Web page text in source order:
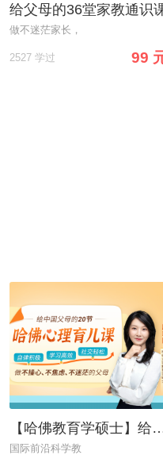
给父母的36堂家教通识
做不迷茫家长，
2527 学过 99
【哈佛教育学硕士】给中国父母的心理育儿指南，养出自
国际前沿科学教